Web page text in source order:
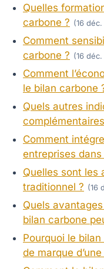
Quelles
carbone ? (16
Comment
carbone ? (16
Comment
le bilan carbone
Quels autres
Comment
entreprises
Quelles sont les
traditionnel ? (16
Quels
bilan carbone
Pourquoi le
de marque